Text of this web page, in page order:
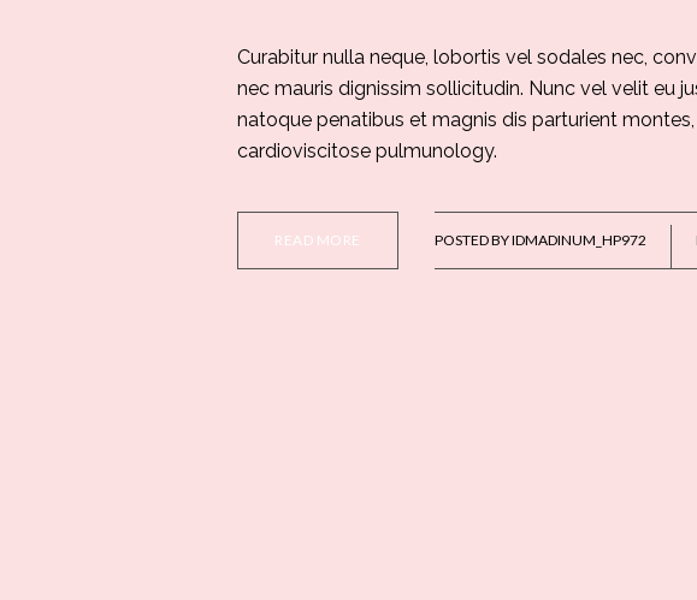
Curabitur nulla neque, lobortis vel sodales nec,
nec mauris dignissim sollicitudin. Nunc vel velit eu
natoque penatibus et magnis dis parturient
cardioviscitose pulmunology.
READ MORE POSTED BYIDMADINUM_HP972